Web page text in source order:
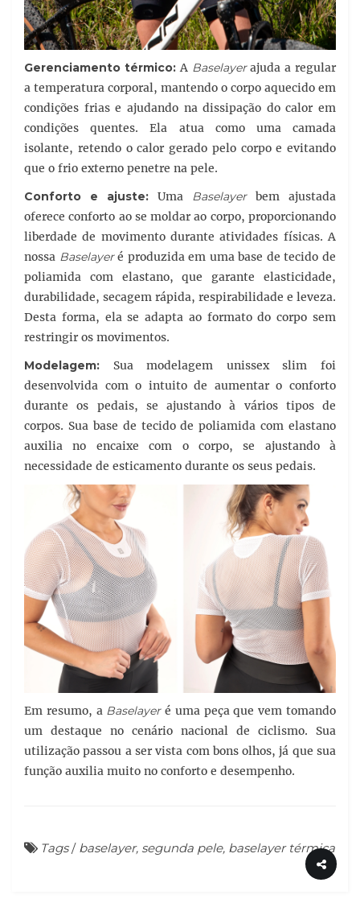
Gerenciamento térmico:A Baselayerajuda a regular
a temperatura corporal, mantendo o corpo aquecido em
condições frias e ajudando na dissipação do calor em
condições quentes. Ela atua como uma camada
isolante, retendo o calor gerado pelo corpo e evitando
que o frio externo penetre na pele.
Conforto e ajuste: Uma Baselayerbem ajustada
oferece conforto ao se moldar ao corpo, proporcionando
liberdade de movimento durante atividades físicas. A
nossa Baselayeré produzida em uma base de tecido de
poliamida com elastano, que garante elasticidade,
durabilidade, secagem rápida, respirabilidade e leveza.
Desta forma, ela se adapta ao formato do corpo sem
restringir os movimentos.
Modelagem: Sua modelagem unissex slim foi
desenvolvida com o intuito de aumentar o conforto
durante os pedais, se ajustando à vários tipos de
corpos. Sua base de tecido de poliamida com elastano
auxilia no encaixe com o corpo, se ajustando à
necessidade de esticamento durante os seus pedais.
Em resumo, a Baselayeré uma peça que vem tomando
um destaque no cenário nacional de ciclismo. Sua
utilização passou a ser vista com bons olhos, já que sua
função auxilia muito no conforto e desempenho.
Tags/ baselayer, segunda pele, baselayer térmica